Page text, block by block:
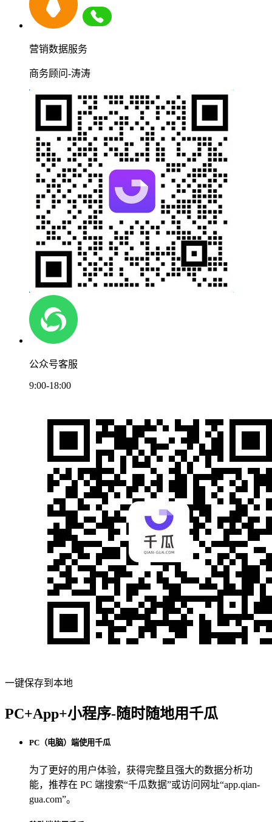
营销数据服务
商务顾问-涛涛
公众号客服
9:00-18:00
一键保存到本地
PC+App+小程序-随时随地用千瓜
PC（电脑）端使用千瓜
为了更好的用户体验，获得完整且强大的数据分析功
能，推荐在 PC 端搜索“千瓜数据”或访问网址“app.qian-
gua.com”。